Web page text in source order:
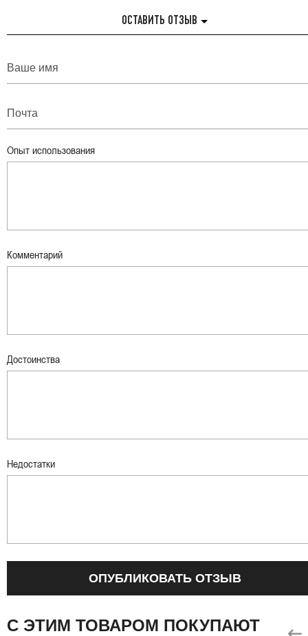
ОСТАВИТЬ ОТЗЫВ
Опыт использования
Комментарий
Достоинства
Недостатки
ОПУБЛИКОВАТЬ ОТЗЫВ
С ЭТИМ ТОВАРОМ ПОКУПАЮТ